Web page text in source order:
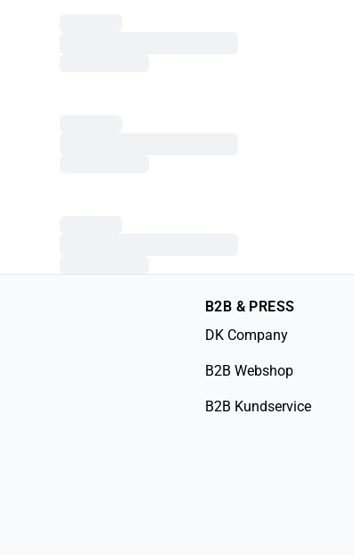
B2B & PRESS
DK Company
B2B Webshop
B2B Kundservice